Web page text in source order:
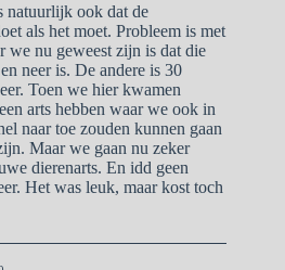
natuurlijk ook dat de
als het moet. Probleem is met
we nu geweest zijn is dat die
neer is. De andere is 30
Toen we hier kwamen
arts hebben waar we ook in
naar toe zouden kunnen gaan
Maar we gaan nu zeker
dierenarts. En idd geen
Het was leuk, maar kost toch